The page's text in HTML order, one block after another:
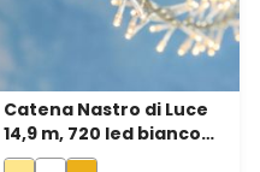
Catena Nastro di Luce
14,9 m, 720 led bianco
caldo, cavo trasparente